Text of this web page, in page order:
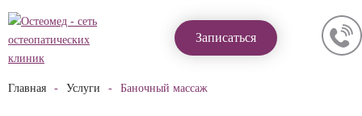
Записаться
Главная Услуги Баночный массаж